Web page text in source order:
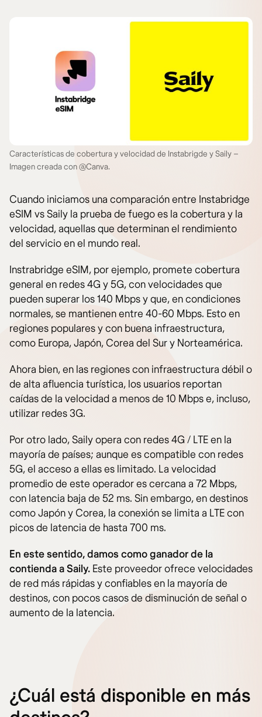
Características de cobertura y velocidad de Instabrigde y Saily –
Imagen creada con @Canva.
Cuando iniciamos una comparación entre Instabridge
eSIM vs Saily la prueba de fuego es la cobertura y la
velocidad, aquellas que determinan el rendimiento
del servicio en el mundo real.
Instrabridge eSIM, por ejemplo, promete cobertura
general en redes 4G y 5G, con velocidades que
pueden superar los 140 Mbps y que, en condiciones
normales, se mantienen entre 40-60 Mbps. Esto en
regiones populares y con buena infraestructura,
como Europa, Japón, Corea del Sur y Norteamérica.
Ahora bien, en las regiones con infraestructura débil o
de alta afluencia turística, los usuarios reportan
caídas de la velocidad a menos de 10 Mbps e, incluso,
utilizar redes 3G.
Por otro lado, Saily opera con redes 4G / LTE en la
mayoría de países; aunque es compatible con redes
5G, el acceso a ellas es limitado. La velocidad
promedio de este operador es cercana a 72 Mbps,
con latencia baja de 52 ms. Sin embargo, en destinos
como Japón y Corea, la conexión se limita a LTE con
picos de latencia de hasta 700 ms.
En este sentido, damos como ganador de la
contienda a Saily. Este proveedor ofrece velocidades
de red más rápidas y confiables en la mayoría de
destinos, con pocos casos de disminución de señal o
aumento de la latencia.
¿Cuál está disponible en más